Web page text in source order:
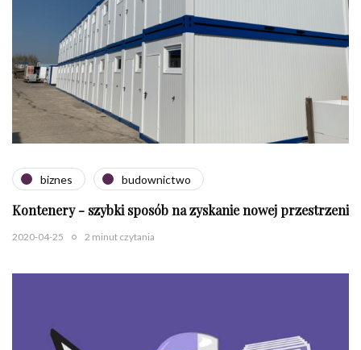
biznes budownictwo
Kontenery - szybki sposób na zyskanie nowej przestrzeni
2020-04-25 2 minut czytania